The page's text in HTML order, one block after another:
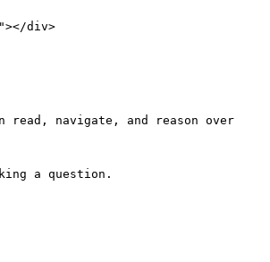
read, navigate, and reason over
a question.